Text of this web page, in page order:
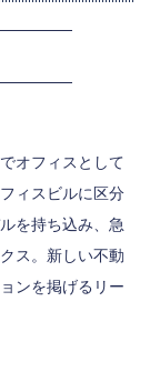
オフィスとして
ィスビルに区分
を持ち込み、急
ス。新しい不動
ンを掲げるリー